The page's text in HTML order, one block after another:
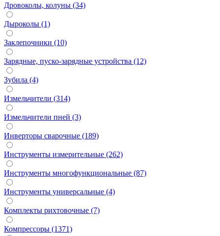
Дровоколы, колуны (34)
Дыроколы (1)
Заклепочники (10)
Зарядные, пуско-зарядные устройства (12)
Зубила (4)
Измельчители (314)
Измельчители пней (3)
Инверторы сварочные (189)
Инструменты измерительные (262)
Инструменты многофункциональные (87)
Инструменты универсальные (4)
Комплекты рихтовочные (7)
Компрессоры (1371)